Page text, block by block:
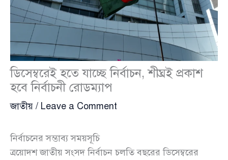
ডিসেম্বরেই হতে যাচ্ছে নির্বাচন, শীঘ্রই প্রকাশ
হবে নির্বাচনী রোডম্যাপ
জাতীয় / Leave a Comment
নির্বাচনের সম্ভাব্য সময়সূচি
ত্রয়োদশ জাতীয় সংসদ নির্বাচন চলতি বছরের ডিসেম্বরের